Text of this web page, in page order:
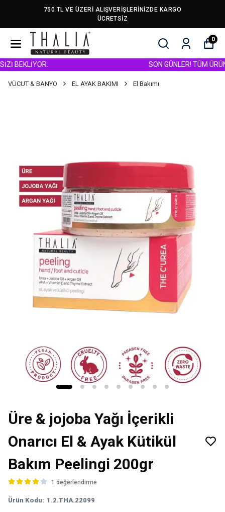
750 TL VE ÜZERİ ALIŞVERİŞLERİNİZDE KARGO
ÜCRETSİZ
0
BEKLİYOR. SON GÜNLER! TÜM
VÜCUT & BANYO EL AYAK BAKIMI El Bakımı
Üre & jojoba Yağı İçerikli
Onarıcı El & Ayak Kütikül
Bakım Peelingi 200gr
1 değerlendirme
Ürün Kodu: 1.2.THA.22099